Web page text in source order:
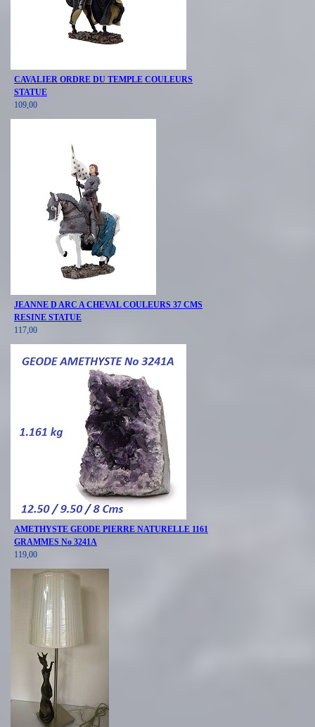
CAVALIER ORDRE DU TEMPLE COULEURS
STATUE
109,00
JEANNE D ARC A CHEVAL COULEURS 37 CMS
RESINE STATUE
117,00
AMETHYSTE GEODE PIERRE NATURELLE 1161
GRAMMES No 3241A
119,00